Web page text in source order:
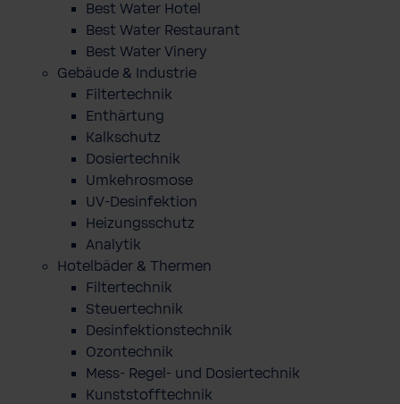
Best Water Hotel
Best Water Restaurant
Best Water Vinery
Gebäude & Industrie
Filtertechnik
Enthärtung
Kalkschutz
Dosiertechnik
Umkehrosmose
UV-Desinfektion
Heizungsschutz
Analytik
Hotelbäder & Thermen
Filtertechnik
Steuertechnik
Desinfektionstechnik
Ozontechnik
Mess- Regel- und Dosiertechnik
Kunststofftechnik